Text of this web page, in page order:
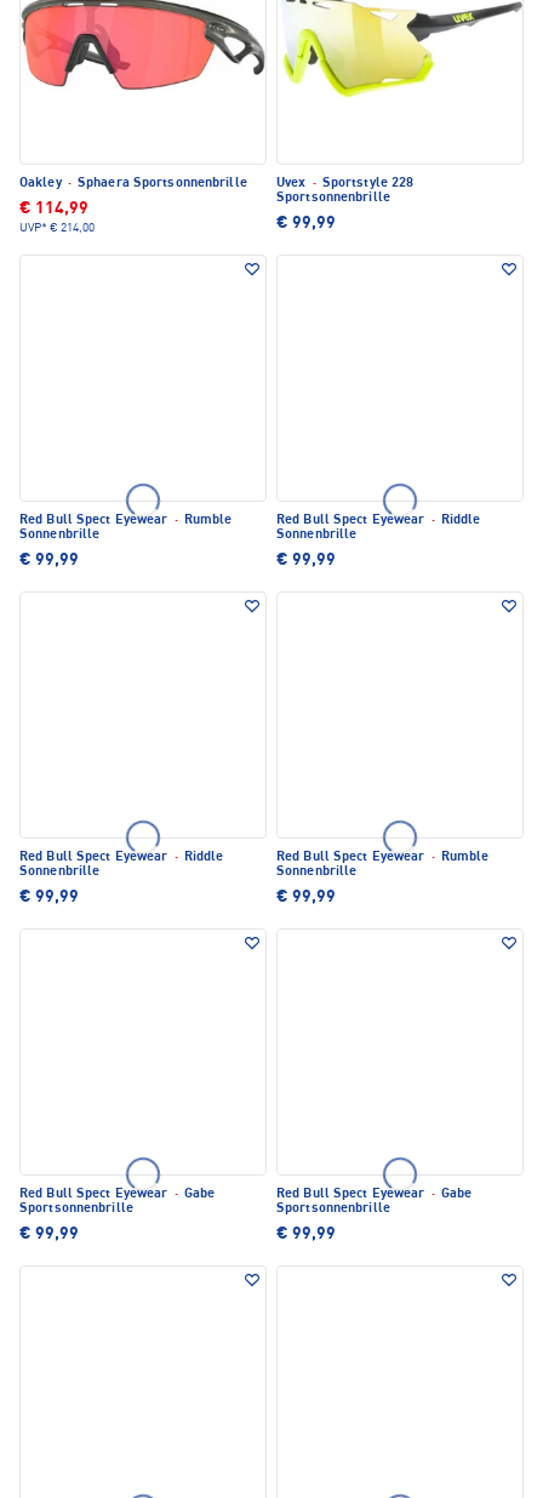
Oakley · Sphaera Sportsonnenbrille
€ 114,99
UVP* € 214,00
Uvex · Sportstyle 228
Sportsonnenbrille
€ 99,99
Red Bull Spect Eyewear · Rumble
Sonnenbrille
€ 99,99
Red Bull Spect Eyewear · Riddle
Sonnenbrille
€ 99,99
Red Bull Spect Eyewear · Riddle
Sonnenbrille
€ 99,99
Red Bull Spect Eyewear · Rumble
Sonnenbrille
€ 99,99
Red Bull Spect Eyewear · Gabe
Sportsonnenbrille
€ 99,99
Red Bull Spect Eyewear · Gabe
Sportsonnenbrille
€ 99,99